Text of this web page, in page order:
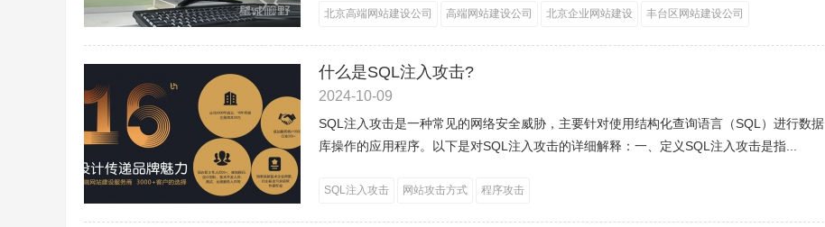
北京高端网站建设公司 高端网站建设公司 北京企业网站建设 丰台区网站建设公司
什么是SQL注入攻击?
2024-10-09
SQL注入攻击是一种常见的网络安全威胁，主要针对使用结构化查询语言（SQL）进行数据
库操作的应用程序。以下是对SQL注入攻击的详细解释：一、定义SQL注入攻击是指...
SQL注入攻击 网站攻击方式 程序攻击